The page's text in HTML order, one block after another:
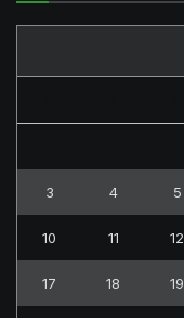
3 4 5
10 11 12
17 18 19